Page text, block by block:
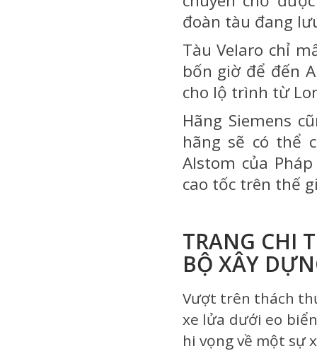
đoàn tàu đang
Tàu Velaro chỉ
bốn giờ để đến
cho lộ trình từ
Hãng Siemens
hãng sẽ có thể
Alstom của
cao tốc trên thế
TRANG CHI
BỘ XÂY
Vượt trên thách
xe lửa dưới eo
hi vọng về một sự